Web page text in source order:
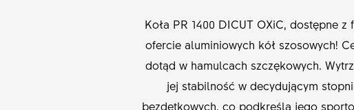
Koła PR 1400 DICUT OXiC, dostępne
ofercie aluminiowych kół szosowych!
dotąd w hamulcach szczękowych.
jej stabilność w decydującym
bezdętkowych, co podkreśla jego